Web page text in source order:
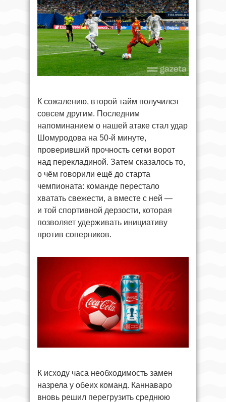
К сожалению, второй тайм получился
совсем другим. Последним
напоминанием о нашей атаке стал удар
Шомуродова на 50-й минуте,
проверивший прочность сетки ворот
над перекладиной. Затем сказалось то,
о чём говорили ещё до старта
чемпионата: команде перестало
хватать свежести, а вместе с ней —
и той спортивной дерзости, которая
позволяет удерживать инициативу
против соперников.
К исходу часа необходимость замен
назрела у обеих команд. Каннаваро
вновь решил перегрузить среднюю